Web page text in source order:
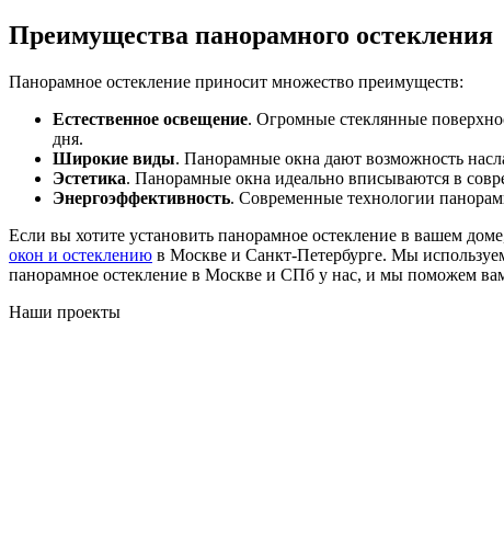
Преимущества панорамного остекления
Панорамное остекление приносит множество преимуществ:
Естественное освещение. Огромные стеклянные
дня.
Широкие виды. Панорамные окна дают возможность
Эстетика. Панорамные окна идеально вписываются в
Энергоэффективность. Современные технологии
Если вы хотите установить панорамное остекление в вашем
окон и остеклению в Москве и Санкт-Петербурге. Мы
панорамное остекление в Москве и СПб у нас, и мы поможем
Наши проекты